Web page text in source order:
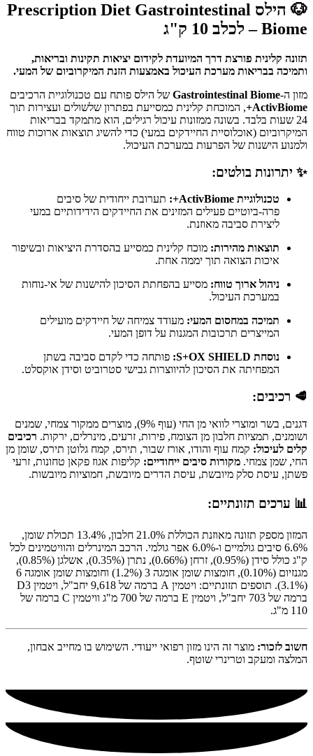
🐶 הילס Prescription Diet Gastrointestinal
Biome – לכלב 10 ק"ג
תזונה קלינית פורצת דרך המיועדת לקידום יציאות תקינות ובריאות,
ותמיכה בבריאות מערכת העיכול באמצעות הזנת המיקרוביום של המעי.
מזון ה-Gastrointestinal Biome של הילס פותח עם טכנולוגיית הרכיבים
ActivBiome+
, המוכחת קלינית כמסייעת בפתרון שלשולים ועצירות תוך
24 שעות בלבד. בשונה ממזונות עיכול רגילים, הוא מתמקד בבריאות
המיקרוביום (אוכלוסיית החיידקים במעי) כדי להשיג תוצאות ארוכות טווח
ולמנוע הישנות של הפרעות במערכת העיכול.
✨ יתרונות בולטים:
טכנולוגיית ActivBiome+:
תערובת ייחודית של סיבים
פרה-ביוטיים פעילים המזינים את החיידקים הידידותיים במעי
ליצירת סביבה מאוזנת.
תוצאות מהירות: מוכח קלינית כמסייע בהסדרת היציאות ובשיפור
איכות הצואה תוך יממה אחת.
ניהול ארוך טווח: מסייע בהפחתת הסיכון להישנות של אי-נוחות
במערכת העיכול.
תמיכה במחסום המעי: מעודד צמיחה של חיידקים מועילים
המייצרים תרכובות המגנות על דופן המעי.
נוסחת S+OX SHIELD:
פותחה כדי לקדם סביבה בשתן
המפחיתה את הסיכון להיווצרות גבישי סטרוביט וסידן אוקסלט.
🥩 רכיבים:
דגנים, בשר ומוצרי לוואי מן החי (עוף 9%), מוצרים ממקור צמחי, שמנים
ושומנים, תמציות חלבון מן הצומח, פירות, זרעים, מינרלים, ירקות. רכיבים
קלים לעיכול: קמח עוף והודו, אורז שבור, תירס, קמח גלוטן תירס, שומן מן
החי, שמן צמחי. מקורות סיבים ייחודיים: קליפות אגוז פקאן טחונות, זרעי
פשתן, עיסת סלק מיובשת, עיסת הדרים מיובשת, חמוציות מיובשות.
📊 ערכים תזונתיים:
המזון מספק תזונה מאוזנת הכוללת 21.0% חלבון, 13.4% תכולת שומן,
6.6% סיבים גולמיים ו-6.0% אפר גולמי. הרכב המינרלים והוויטמינים לכל
ק"ג כולל סידן (0.95%), זרחן (0.66%), נתרן (0.35%), אשלגן (0.85%),
מגנזיום (0.10%), חומצות שומן אומגה 3 (1.2%) וחומצות שומן אומגה 6
(3.1%). תוספים תזונתיים: ויטמין A ברמה של 9,618 יחב"ל, ויטמין D3
ברמה של 703 יחב"ל, ויטמין E ברמה של 700 מ"ג וויטמין C ברמה של
110 מ"ג.
חשוב לזכור: מוצר זה הינו מזון רפואי ייעודי. השימוש בו מחייב אבחון,
המלצה ומעקב וטרינרי שוטף.